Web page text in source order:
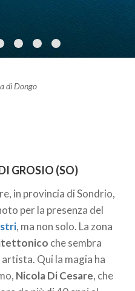
Casa del Guardiano
divertente ed
per gli adulti! Una
ci si ritrova in un
ricoperti da
lago
nelleMiniere di
lafluorite. Oggi,
una
unica.
ilParco
: un mix tra ferrata
Attraverso teleferiche,
di Dongo
GROSIO (SO)
in provincia di Sondrio,
per la presenza del
, ma non solo. La zona
che sembra
Qui la magia ha
Nicola Di Cesare, che